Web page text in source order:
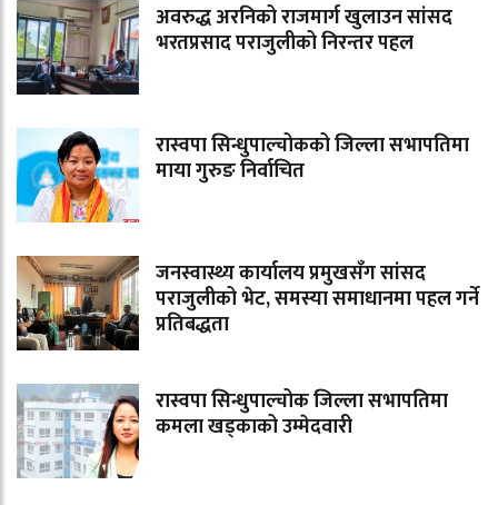
अवरुद्ध अरनिको राजमार्ग खुलाउन सांसद
भरतप्रसाद पराजुलीको निरन्तर पहल
रास्वपा सिन्धुपाल्चोकको जिल्ला सभापतिमा
माया गुरुङ निर्वाचित
जनस्वास्थ्य कार्यालय प्रमुखसँग सांसद
पराजुलीको भेट, समस्या समाधानमा पहल गर्ने
प्रतिबद्धता
रास्वपा सिन्धुपाल्चोक जिल्ला सभापतिमा
कमला खड्काको उम्मेदवारी